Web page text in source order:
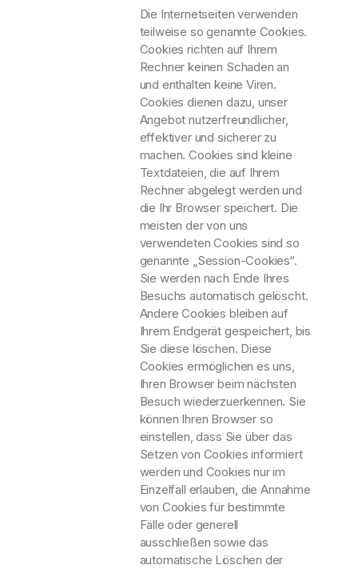
Die Internetseiten verwenden
teilweise so genannte Cookies.
Cookies richten auf Ihrem
Rechner keinen Schaden an
und enthalten keine Viren.
Cookies dienen dazu, unser
Angebot nutzerfreundlicher,
effektiver und sicherer zu
machen. Cookies sind kleine
Textdateien, die auf Ihrem
Rechner abgelegt werden und
die Ihr Browser speichert. Die
meisten der von uns
verwendeten Cookies sind so
genannte „Session-Cookies“.
Sie werden nach Ende Ihres
Besuchs automatisch gelöscht.
Andere Cookies bleiben auf
Ihrem Endgerät gespeichert, bis
Sie diese löschen. Diese
Cookies ermöglichen es uns,
Ihren Browser beim nächsten
Besuch wiederzuerkennen. Sie
können Ihren Browser so
einstellen, dass Sie über das
Setzen von Cookies informiert
werden und Cookies nur im
Einzelfall erlauben, die Annahme
von Cookies für bestimmte
Fälle oder generell
ausschließen sowie das
automatische Löschen der